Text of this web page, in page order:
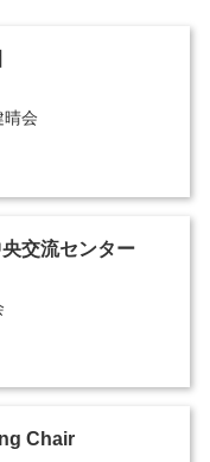
晴会
交流センター
Chair